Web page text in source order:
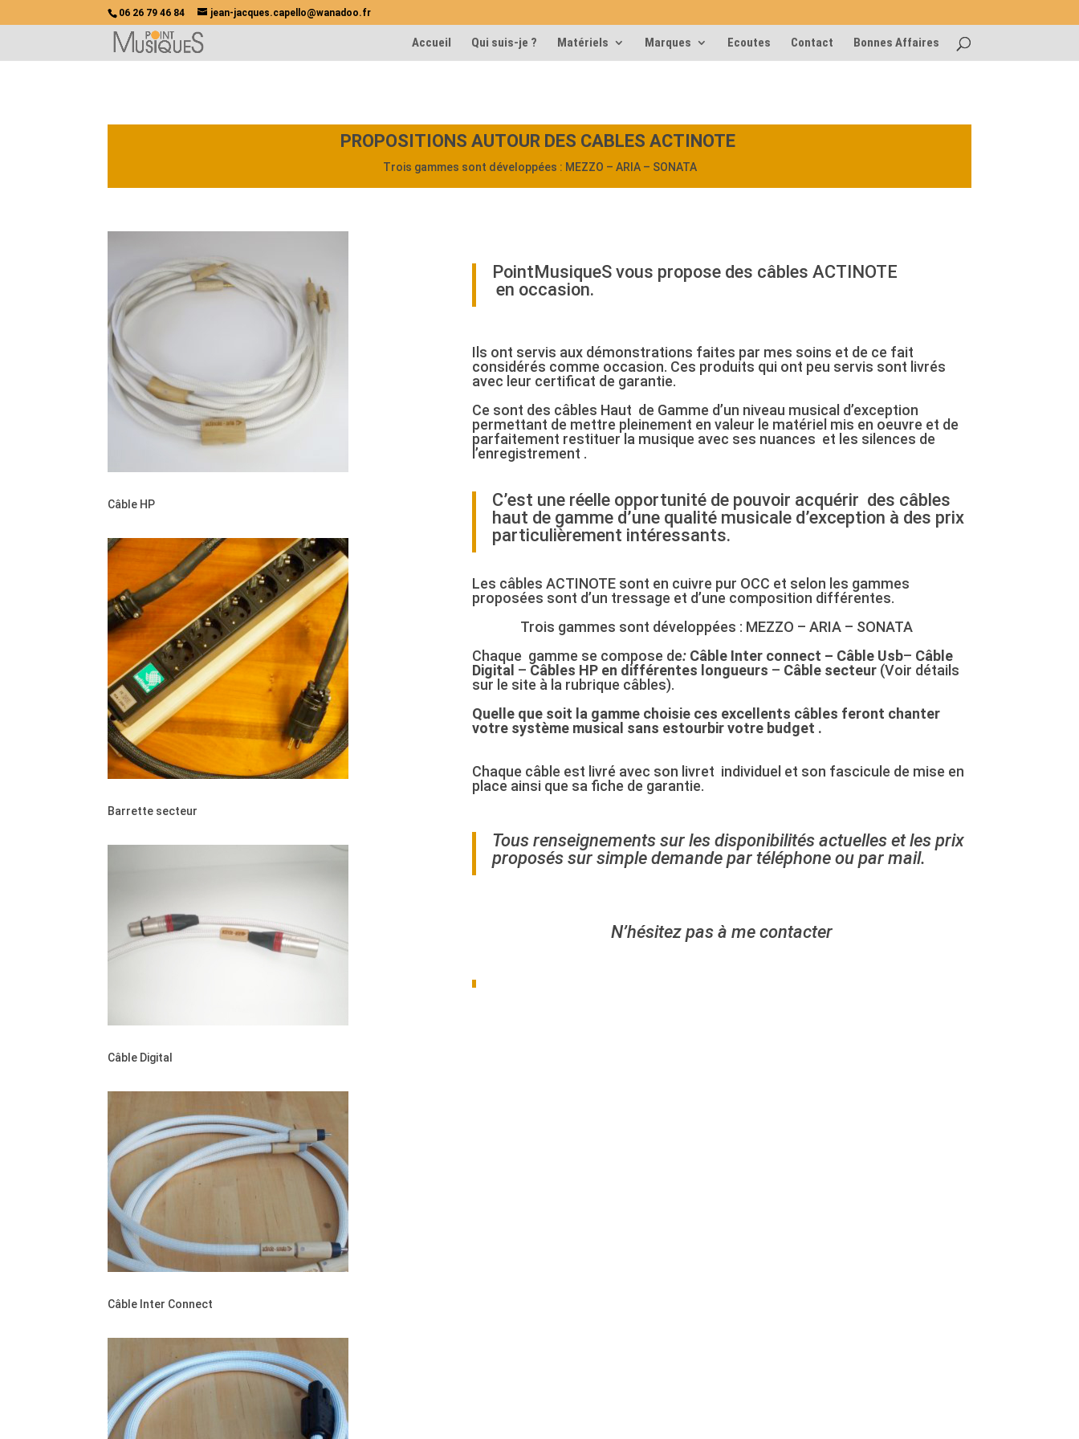
06 26 79 46 84 jean-jacques.capello@wanadoo.fr
Accueil Qui suis-je ? Matériels Marques Ecoutes Contact Bonnes Affaires
PROPOSITIONS AUTOUR DES CABLES ACTINOTE
Trois gammes sont développées : MEZZO – ARIA – SONATA
Câble HP
Barrette secteur
Câble Digital
Câble Inter Connect
PointMusiqueS vous propose des câbles ACTINOTE
en occasion.
Ils ont servis aux démonstrations faites par mes soins et de ce fait
considérés comme occasion. Ces produits qui ont peu servis sont livrés
avec leur certificat de garantie.
Ce sont des câbles Haut de Gamme d’un niveau musical d’exception
permettant de mettre pleinement en valeur le matériel mis en oeuvre et de
parfaitement restituer la musique avec ses nuances et les silences de
l’enregistrement .
C’est une réelle opportunité de pouvoir acquérir des câbles
haut de gamme d’une qualité musicale d’exception à des prix
particulièrement intéressants.
Les câbles ACTINOTE sont en cuivre pur OCC et selon les gammes
proposées sont d’un tressage et d’une composition différentes.
Trois gammes sont développées : MEZZO – ARIA – SONATA
Chaque gamme se compose de: Câble Inter connect – Câble Usb– Câble
Digital –Câbles HP en différentes longueurs – Câble secteur (Voir détails
sur le site à la rubrique câbles).
Quelle que soit la gamme choisie ces excellents câbles feront chanter
votre système musical sans estourbir votre budget .
Chaque câble est livré avec son livret individuel et son fascicule de mise en
place ainsi que sa fiche de garantie.
Tous renseignements sur les disponibilités actuelles et les prix
proposés sur simple demande par téléphone ou par mail.
N’hésitez pas à me contacter